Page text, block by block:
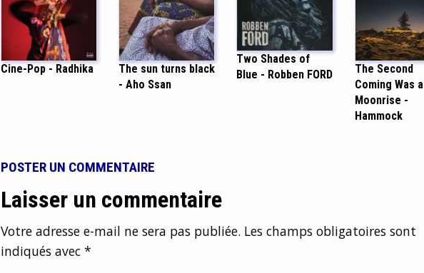
Cine-Pop - Radhika
The sun turns black
- Aho Ssan
Two Shades of
Blue - Robben FORD
The Second
Coming Was a
Moonrise -
Hammock
POSTER UN COMMENTAIRE
Laisser un commentaire
Votre adresse e-mail ne sera pas publiée. Les champs obligatoires sont
indiqués avec *